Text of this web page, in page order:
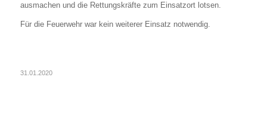
ausmachen und die Rettungskräfte zum Einsatzort lotsen.
Für die Feuerwehr war kein weiterer Einsatz notwendig.
31.01.2020